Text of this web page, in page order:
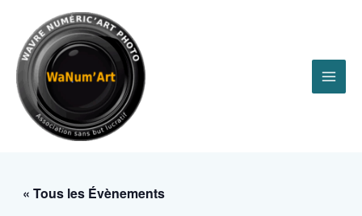
contenu
« Tous les Évènements